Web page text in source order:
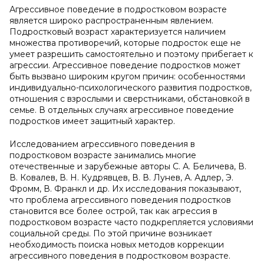
Агрессивное поведение в подростковом возрасте
является широко распространенным явлением.
Подростковый возраст характеризуется наличием
множества противоречий, которые подросток еще не
умеет разрешить самостоятельно и поэтому прибегает к
агрессии. Агрессивное поведение подростков может
быть вызвано широким кругом причин: особенностями
индивидуально-психологического развития подростков,
отношения с взрослыми и сверстниками, обстановкой в
семье. В отдельных случаях агрессивное поведение
подростков имеет защитный характер.
Исследованием агрессивного поведения в
подростковом возрасте занимались многие
отечественные и зарубежные авторы С. А. Беличева, В.
В. Ковалев, В. Н. Кудрявцев, В. В. Лунев, А. Адлер, Э.
Фромм, В. Франкл и др. Их исследования показывают,
что проблема агрессивного поведения подростков
становится все более острой, так как агрессия в
подростковом возрасте часто подкрепляется условиями
социальной среды. По этой причине возникает
необходимость поиска новых методов коррекции
агрессивного поведения в подростковом возрасте.